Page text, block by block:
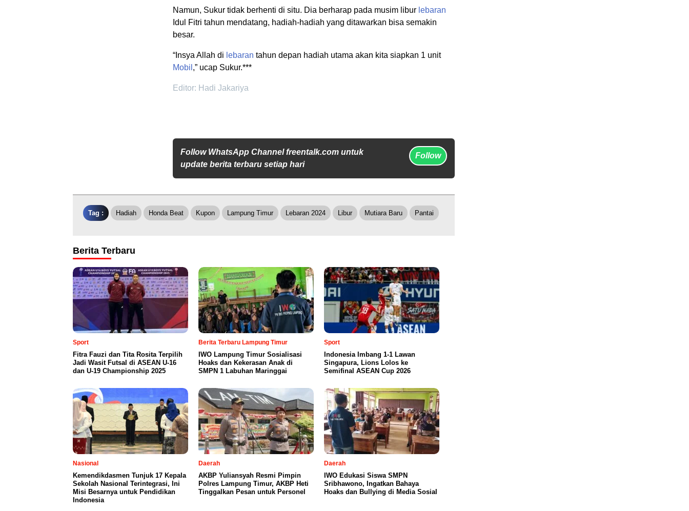
Namun, Sukur tidak berhenti di situ. Dia berharap pada musim libur lebaran
Idul Fitri tahun mendatang, hadiah-hadiah yang ditawarkan bisa semakin
besar.
“Insya Allah di lebaran tahun depan hadiah utama akan kita siapkan 1 unit
Mobil ,” ucap Sukur.***
Editor: Hadi Jakariya
Follow WhatsApp Channel freentalk.com untuk
update berita terbaru setiap hari
Follow
Tag : Hadiah Honda Beat Kupon Lampung Timur Lebaran 2024 Libur Mutiara Baru Pantai
Berita Terbaru
Sport
Fitra Fauzi dan Tita Rosita Terpilih
Jadi Wasit Futsal di ASEAN U-16
dan U-19 Championship 2025
Berita Terbaru Lampung Timur
IWO Lampung Timur Sosialisasi
Hoaks dan Kekerasan Anak di
SMPN 1 Labuhan Maringgai
Sport
Indonesia Imbang 1-1 Lawan
Singapura, Lions Lolos ke
Semifinal ASEAN Cup 2026
Nasional
Kemendikdasmen Tunjuk 17 Kepala
Sekolah Nasional Terintegrasi, Ini
Misi Besarnya untuk Pendidikan
Indonesia
Daerah
AKBP Yuliansyah Resmi Pimpin
Polres Lampung Timur, AKBP Heti
Tinggalkan Pesan untuk Personel
Daerah
IWO Edukasi Siswa SMPN
Sribhawono, Ingatkan Bahaya
Hoaks dan Bullying di Media Sosial